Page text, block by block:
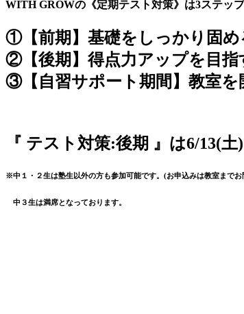
WITH GROWの《定期テスト対策》は3ステップ
①【前期】基礎をしっかり固め
②【後期】得点力アップを目指
③【自習サポート期間】教室を
『 テスト対策:後期 』は6/13(
※中１・２生は塾生以外の方も参加可能です。(お申込みは教室までお
中３生は満席となっております。